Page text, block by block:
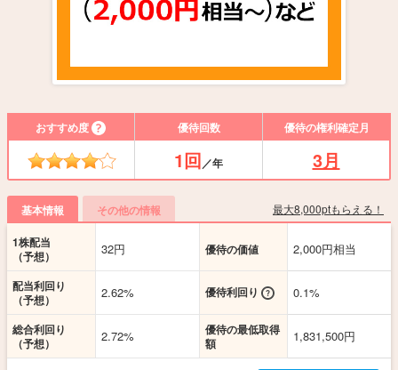
おすすめ度 優待回数 優待の権利確定月
1回／年 3月
基本情報 その他の情報 最大8,000ptもらえる！
1株配当
（予想）
32円 優待の価値 2,000円相当
配当利回り
（予想）
2.62% 優待利回り 0.1%
総合利回り
（予想）
2.72%
優待の最低取得
額
1,831,500円